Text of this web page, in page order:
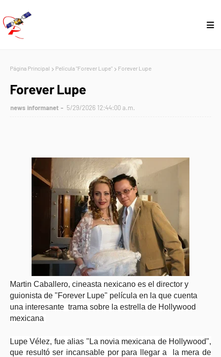
Página Principal Película "Forever Lupe" Forever Lupe
Forever Lupe
news informanet 5/29/2026 12:44:00 a.m.
Martin Caballero, cineasta nexicano es el director y
guionista de "Forever Lupe" película en la que cuenta
una interesante trama sobre la estrella de Hollywood
mexicana
Lupe Vélez, fue alias "La novia mexicana de Hollywood",
que resultó ser incansable por para llegar a la mera de